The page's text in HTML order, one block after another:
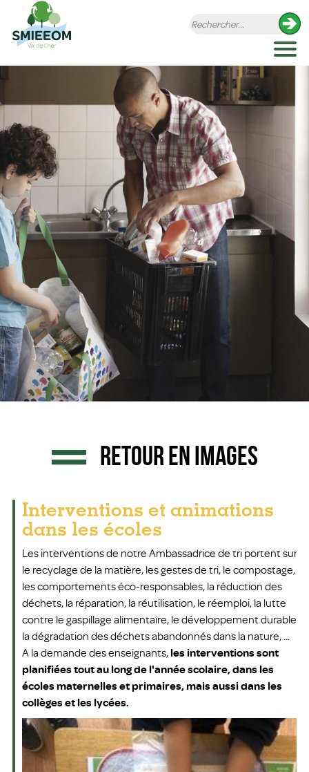
RETOUR EN IMAGES
Interventions et animations
dans les écoles
Les interventions de notre Ambassadrice de tri portent sur
le recyclage de la matière, les gestes de tri, le compostage,
les comportements éco-responsables, la réduction des
déchets, la réparation, la réutilisation, le réemploi, la lutte
contre le gaspillage alimentaire, le développement durable,
la dégradation des déchets abandonnés dans la nature, ...
A la demande des enseignants, les interventions sont
planifiées tout au long de l'année scolaire, dans les
écoles maternelles et primaires, mais aussi dans les
collèges et les lycées.